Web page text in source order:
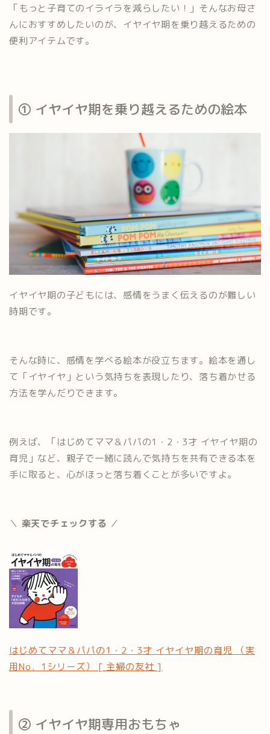
「もっと子育てのイライラを減らしたい！」そんなお母さ
んにおすすめしたいのが、イヤイヤ期を乗り越えるための
便利アイテムです。
① イヤイヤ期を乗り越えるための絵本
イヤイヤ期の子どもには、感情をうまく伝えるのが難しい
時期です。
そんな時に、感情を学べる絵本が役立ちます。絵本を通し
て「イヤイヤ」という気持ちを表現したり、落ち着かせる
方法を学んだりできます。
例えば、「はじめてママ＆パパの1・2・3才 イヤイヤ期の
育児」など、親子で一緒に読んで気持ちを共有できる本を
手に取ると、心がほっと落ち着くことが多いですよ。
＼ 楽天でチェックする ／
はじめてママ＆パパの1・2・3才 イヤイヤ期の育児 （実
用No．1シリーズ） [ 主婦の友社 ]
② イヤイヤ期専用おもちゃ